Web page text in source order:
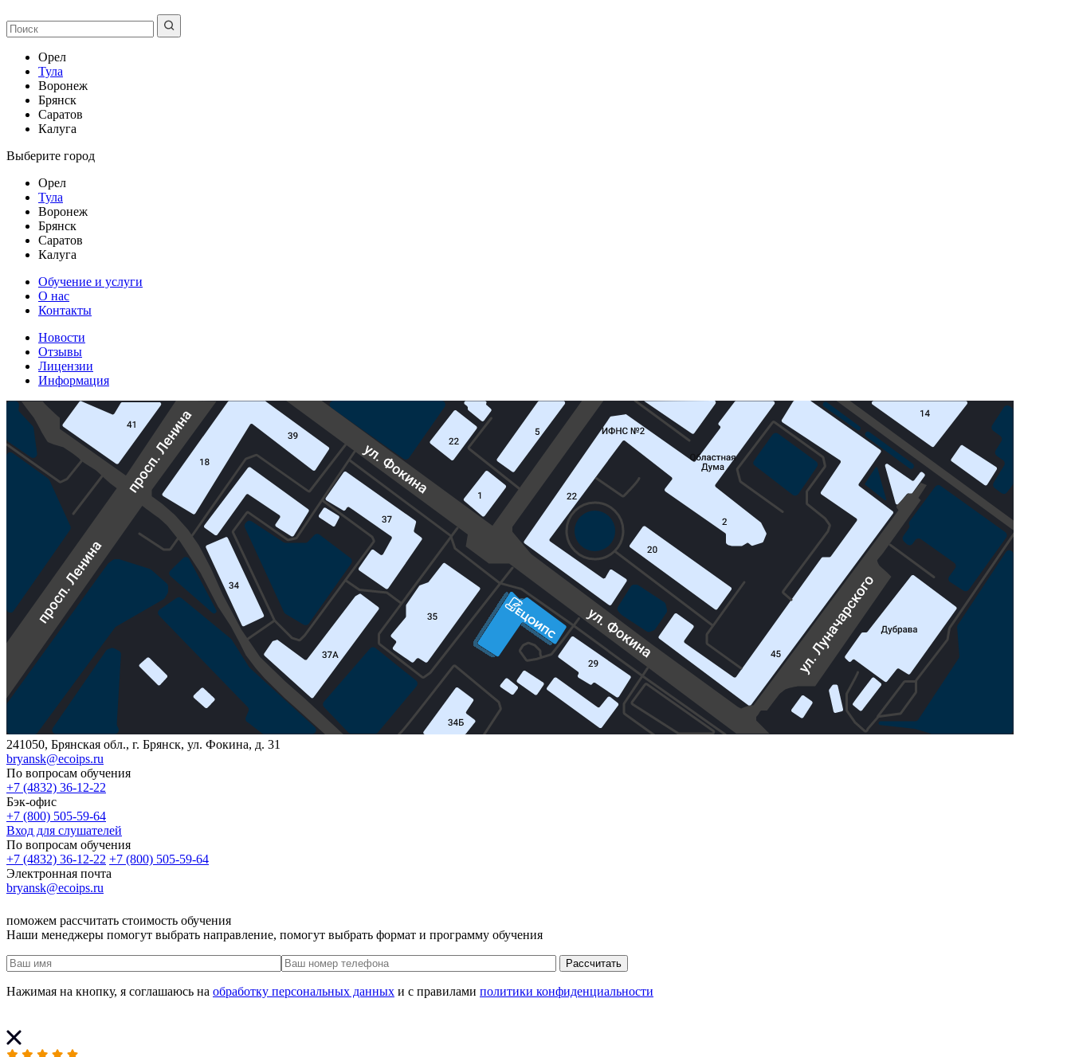
Орел
Тула
Воронеж
Брянск
Саратов
Калуга
Выберите город
Орел
Тула
Воронеж
Брянск
Саратов
Калуга
Обучение и услуги
О нас
Контакты
Новости
Отзывы
Лицензии
Информация
241050, Брянская обл., г. Брянск, ул. Фокина, д. 31
bryansk@ecoips.ru
По вопросам обучения
+7 (4832) 36-12-22
Бэк-офис
+7 (800) 505-59-64
Вход для слушателей
По вопросам обучения
+7 (4832) 36-12-22 +7 (800) 505-59-64
Электронная почта
bryansk@ecoips.ru
поможем рассчитать стоимость обучения
Наши менеджеры помогут выбрать направление, помогут выбрать формат и программу обучения
Рассчитать
Нажимая на кнопку, я соглашаюсь на обработку персональных данных и с правилами политики конфиденциальности